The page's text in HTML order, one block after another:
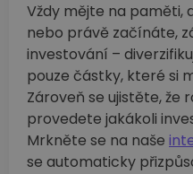
Vždy mějte na paměti,
nebo právě začínáte,
investování –⁠
pouze částky, které si
Zároveň se ujistěte, že
provedete jakákoli
Mrkněte se na naše
se automaticky